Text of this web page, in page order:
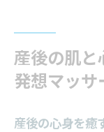
産後の肌と
発想マッサ
産後の心身を癒